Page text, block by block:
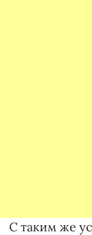
С таким же